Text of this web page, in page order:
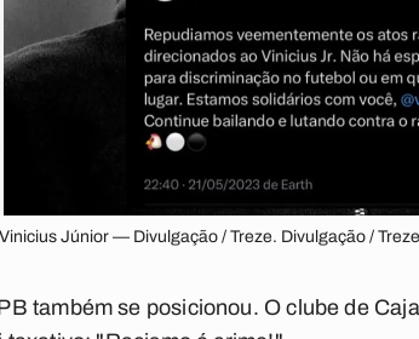
Júnior — Divulgação / Treze. Divulgação / Treze
também se posicionou. O clube de